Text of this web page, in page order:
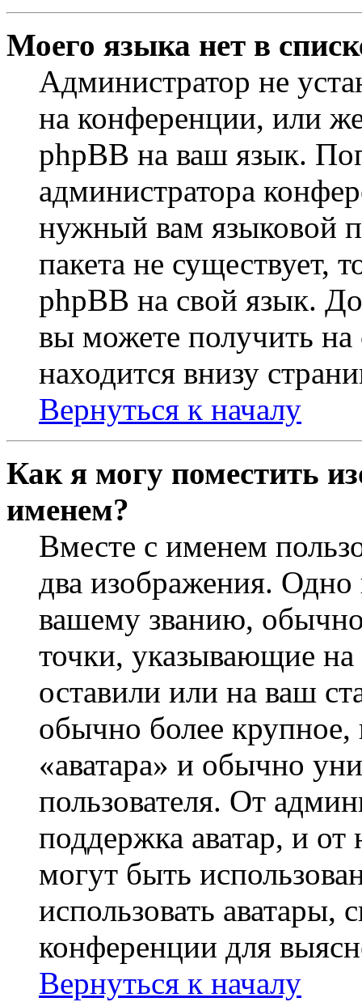
Моего языка нет в
Администратор не
на конференции, или
phpBB на ваш язык.
администратора
нужный вам языковой
пакета не существует,
phpBB на свой язык.
вы можете получить на
находится внизу
Вернуться к началу
Как я могу поместить
именем?
Вместе с именем
два изображения.
вашему званию, обычно
точки, указывающие
оставили или на ваш
обычно более крупное,
«аватара» и обычно
пользователя. От
поддержка аватар, и от
могут быть
использовать аватары,
конференции для
Вернуться к началу